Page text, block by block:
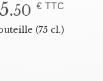
50 € TTC
(75 cl.)